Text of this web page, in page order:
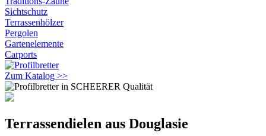
Sichtschutz
Terrassenhölzer
Pergolen
Gartenelemente
Carports
Zum Katalog >>
Terrassendielen aus Douglasie